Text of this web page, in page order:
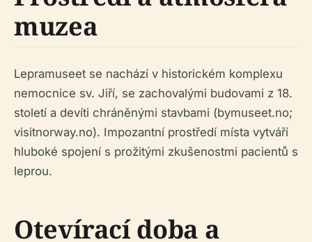
muzea
Lepramuseet se nachází v historickém komplexu
nemocnice sv. Jiří, se zachovalými budovami z 18.
století a devíti chráněnými stavbami (bymuseet.no;
visitnorway.no). Impozantní prostředí místa vytváří
hluboké spojení s prožitými zkušenostmi pacientů s
leprou.
Otevírací doba a